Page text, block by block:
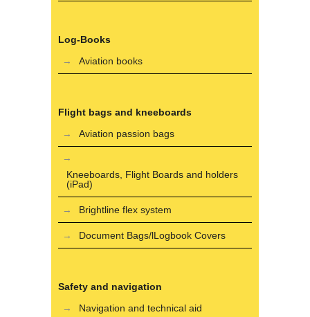
Log-Books
Aviation books
Flight bags and kneeboards
Aviation passion bags
Kneeboards, Flight Boards and holders
(iPad)
Brightline flex system
Document Bags/lLogbook Covers
Safety and navigation
Navigation and technical aid